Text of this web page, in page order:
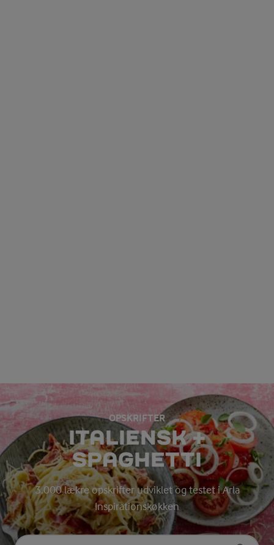
OPSKRIFTER
ITALIENSK +
SPAGHETTI
3.000 lækre opskrifter udviklet og testet i Arla
Inspirationskøkken